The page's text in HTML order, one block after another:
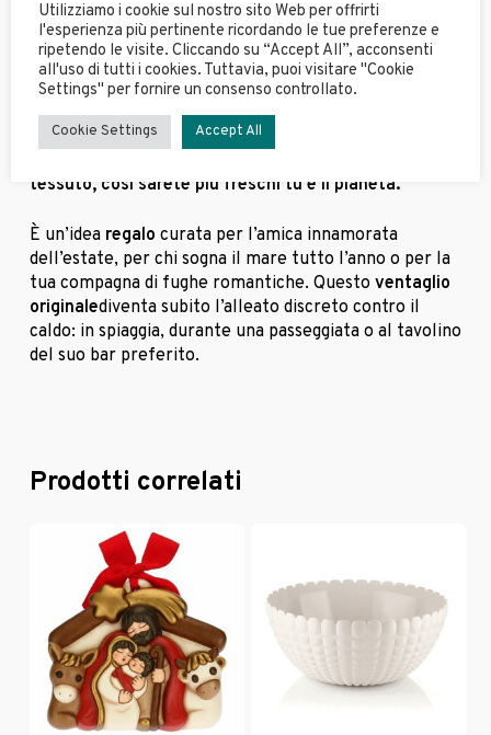
averlo sempre a portata di mano, senza rischiare di
perderlo o dimenticarlo. Appendilo alla borsa o allo
zaino e dimenticati di doverlo cercare ogni volta.
Le estati sono sempre più calde e si sente. Rispetta la
“Madre Terra” e scegli questo
tessuto, così sarete più freschi tu e il pianeta.
È un’idea regalo curata per l’amica innamorata
dell’estate, per chi sogna il mare tutto l’anno o per la
tua compagna di fughe romantiche. Questo ventaglio
originalediventa subito l’alleato discreto contro il
caldo: in spiaggia, durante una passeggiata o al tavolino
del suo bar preferito.
Prodotti correlati
Utilizziamo i cookie sul nostro sito Web per offrirti
l'esperienza più pertinente ricordando le tue preferenze e
ripetendo le visite. Cliccando su “Accept All”, acconsenti
all'uso di tutti i cookies. Tuttavia, puoi visitare "Cookie
Settings" per fornire un consenso controllato.
Cookie Settings Accept All